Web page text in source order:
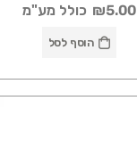
₪5.00 כולל מע"מ
הוסף לסל